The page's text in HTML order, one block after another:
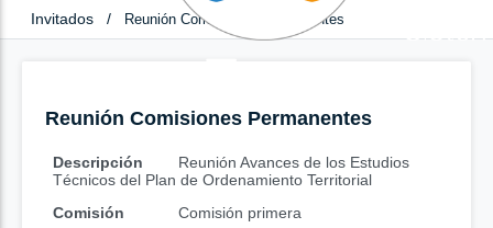
Invitados / Reunión Comisiones Permanentes
Reunión Comisiones Permanentes
Descripción
Reunión Avances de los Estudios
Técnicos del Plan de Ordenamiento Territorial
Comisión
Comisión primera